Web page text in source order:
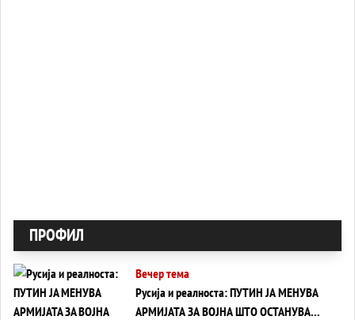
ПРОФИЛ
Вечер тема
Русија и реалноста: ПУТИН ЈА МЕНУВА
АРМИЈАТА ЗА ВОЈНА ШТО ОСТАНУВА